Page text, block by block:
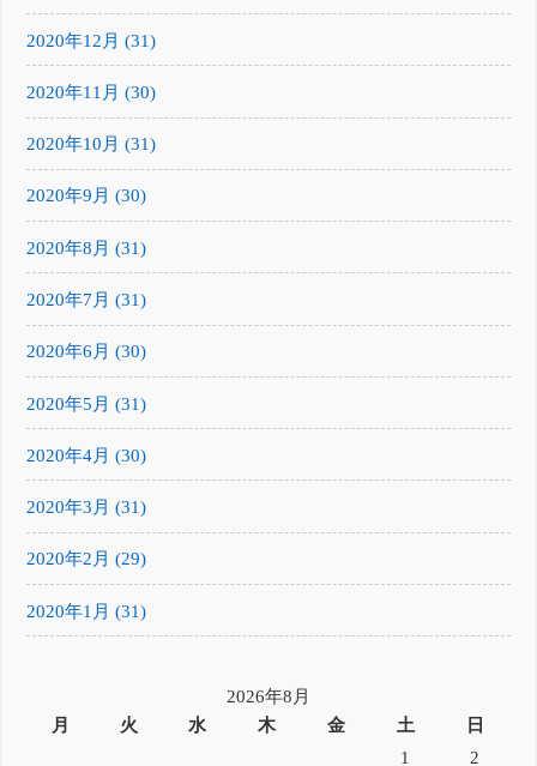
2020年12月 (31)
2020年11月 (30)
2020年10月 (31)
2020年9月 (30)
2020年8月 (31)
2020年7月 (31)
2020年6月 (30)
2020年5月 (31)
2020年4月 (30)
2020年3月 (31)
2020年2月 (29)
2020年1月 (31)
2026年8月
月
火 水 木 金 土
日
1
2